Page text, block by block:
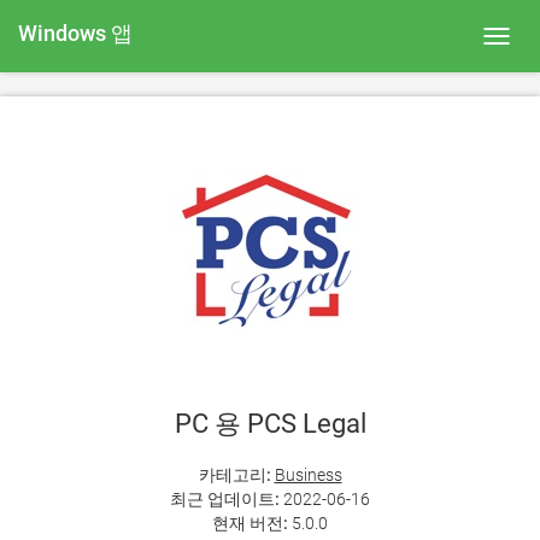
Windows 앱
PC 용 PCS Legal
카테고리: Business
최근 업데이트: 2022-06-16
현재 버전: 5.0.0